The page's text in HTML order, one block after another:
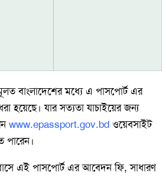
বাংলাদেশের মধ্যে এ পাসপোর্ট এর
হয়েছে। যার সত্যতা যাচাইয়ের জন্য
www.epassport.gov.bdওয়েবসাইট
পারেন।
এই পাসপোর্ট এর আবেদন ফি, সাধারণ